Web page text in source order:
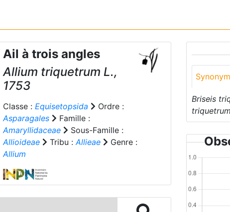
Ail à trois angles
Allium triquetrum L.,
1753
Classe : Equisetopsida
Ordre :
Asparagales
Famille :
Amaryllidaceae
Sous-Famille :
Allioideae
Tribu :Allieae
Genre :
Allium
Briseis
triquetrum